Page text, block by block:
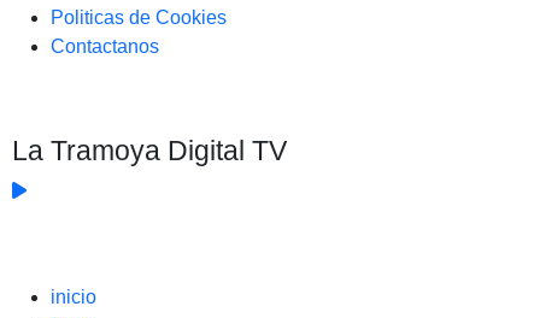
Politicas de Cookies
Contactanos
La Tramoya Digital TV
inicio